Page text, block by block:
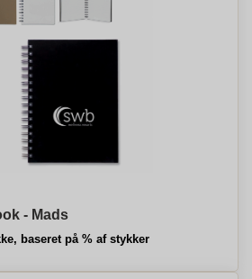
- Mads
baseret på % af stykker